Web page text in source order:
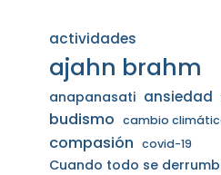
actividades
ajahn brahm
anapanasati ansiedad
budismo cambio
compasión covid-19
Cuando todo se